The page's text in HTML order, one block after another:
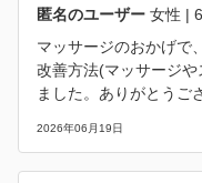
匿名のユーザー 女性 |
マッサージのおかげで
改善方法(マッサージ
ました。ありがとうご
2026年06月19日